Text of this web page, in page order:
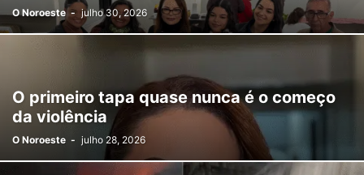
O Noroeste - julho 30, 2026
O primeiro tapa quase nunca é o começo
da violência
O Noroeste - julho 28, 2026